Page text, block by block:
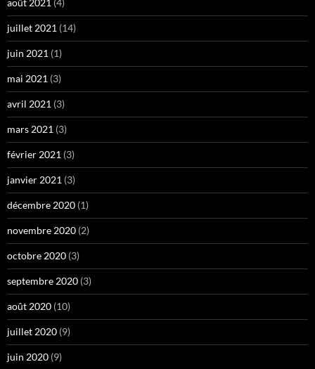
août 2021 (4)
juillet 2021 (14)
juin 2021 (1)
mai 2021 (3)
avril 2021 (3)
mars 2021 (3)
février 2021 (3)
janvier 2021 (3)
décembre 2020 (1)
novembre 2020 (2)
octobre 2020 (3)
septembre 2020 (3)
août 2020 (10)
juillet 2020 (9)
juin 2020 (9)